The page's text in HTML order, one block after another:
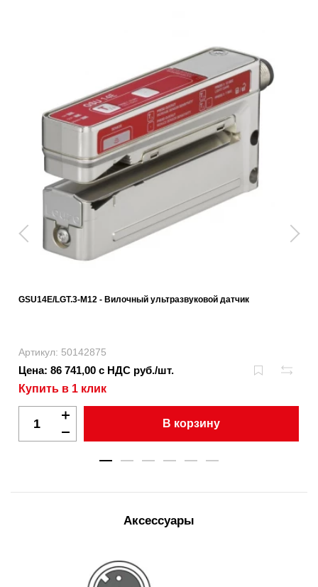
GSU14E/LGT.3-M12 - Вилочный ультразвуковой датчик
Артикул: 50142875
Цена: 86 741,00 с НДС руб./шт.
Купить в 1 клик
В корзину
Аксессуары